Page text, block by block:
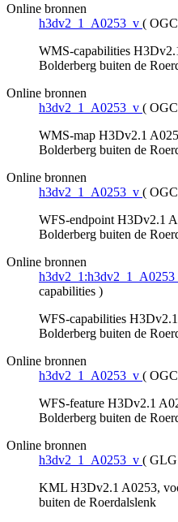
Online bronnen
h3dv2_1_A0253_v (
WMS-capabilities
Bolderberg buiten de
Online bronnen
h3dv2_1_A0253_v (
WMS-map H3Dv2.1
Bolderberg buiten de
Online bronnen
h3dv2_1_A0253_v (
WFS-endpoint H3Dv2.1
Bolderberg buiten de
Online bronnen
capabilities )
WFS-capabilities
Bolderberg buiten de
Online bronnen
h3dv2_1_A0253_v (
WFS-feature H3Dv2.1
Bolderberg buiten de
Online bronnen
h3dv2_1_A0253_v (
KML H3Dv2.1 A0253,
buiten de Roerdalslenk